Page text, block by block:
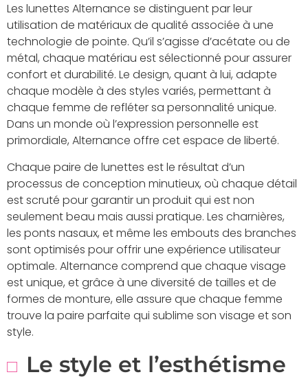
Les lunettes Alternance se distinguent par leur
utilisation de matériaux de qualité associée à une
technologie de pointe. Qu’il s’agisse d’acétate ou de
métal, chaque matériau est sélectionné pour assurer
confort et durabilité. Le design, quant à lui, adapte
chaque modèle à des styles variés, permettant à
chaque femme de refléter sa personnalité unique.
Dans un monde où l’expression personnelle est
primordiale, Alternance offre cet espace de liberté.
Chaque paire de lunettes est le résultat d’un
processus de conception minutieux, où chaque détail
est scruté pour garantir un produit qui est non
seulement beau mais aussi pratique. Les charnières,
les ponts nasaux, et même les embouts des branches
sont optimisés pour offrir une expérience utilisateur
optimale. Alternance comprend que chaque visage
est unique, et grâce à une diversité de tailles et de
formes de monture, elle assure que chaque femme
trouve la paire parfaite qui sublime son visage et son
style.
Le style et l’esthétisme